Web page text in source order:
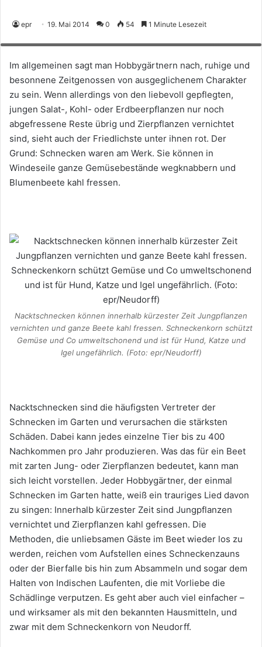
epr 19. Mai 2014 0 54 1 Minute Lesezeit
und Co umweltschonend und ist für Hund, Katze und Igel ungefährlich. (Foto:
Im allgemeinen sagt man Hobbygärtnern nach, ruhige und
besonnene Zeitgenossen von ausgeglichenem Charakter
zu sein. Wenn allerdings von den liebevoll gepflegten,
jungen Salat-, Kohl- oder Erdbeerpflanzen nur noch
abgefressene Reste übrig und Zierpflanzen vernichtet
sind, sieht auch der Friedlichste unter ihnen rot. Der
Grund: Schnecken waren am Werk. Sie können in
Windeseile ganze Gemüsebestände wegknabbern und
Blumenbeete kahl fressen.
Nacktschnecken können innerhalb kürzester Zeit Jungpflanzen
vernichten und ganze Beete kahl fressen. Schneckenkorn schützt
Gemüse und Co umweltschonend und ist für Hund, Katze und
Igel ungefährlich. (Foto: epr/Neudorff)
Nacktschnecken sind die häufigsten Vertreter der
Schnecken im Garten und verursachen die stärksten
Schäden. Dabei kann jedes einzelne Tier bis zu 400
Nachkommen pro Jahr produzieren. Was das für ein Beet
mit zarten Jung- oder Zierpflanzen bedeutet, kann man
sich leicht vorstellen. Jeder Hobbygärtner, der einmal
Schnecken im Garten hatte, weiß ein trauriges Lied davon
zu singen: Innerhalb kürzester Zeit sind Jungpflanzen
vernichtet und Zierpflanzen kahl gefressen. Die
Methoden, die unliebsamen Gäste im Beet wieder los zu
werden, reichen vom Aufstellen eines Schneckenzauns
oder der Bierfalle bis hin zum Absammeln und sogar dem
Halten von Indischen Laufenten, die mit Vorliebe die
Schädlinge verputzen. Es geht aber auch viel einfacher –
und wirksamer als mit den bekannten Hausmitteln, und
zwar mit dem Schneckenkorn von Neudorff.